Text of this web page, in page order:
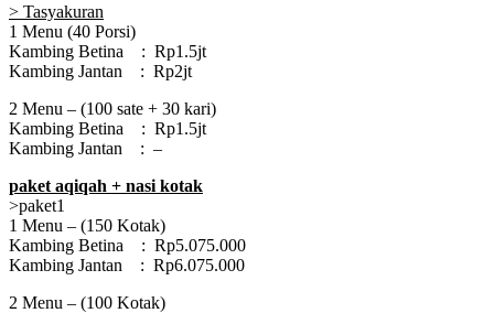
> Tasyakuran
1 Menu (40 Porsi)
Kambing Betina : Rp1.5jt
Kambing Jantan : Rp2jt
2 Menu – (100 sate + 30 kari)
Kambing Betina : Rp1.5jt
Kambing Jantan : –
paket aqiqah + nasi kotak
>paket1
1 Menu – (150 Kotak)
Kambing Betina : Rp5.075.000
Kambing Jantan : Rp6.075.000
2 Menu – (100 Kotak)